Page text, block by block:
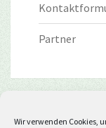
Wir verwenden Cookies,
Partner